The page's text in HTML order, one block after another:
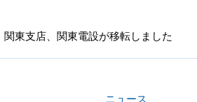
関東支店、関東電設が移転しました
ニュース